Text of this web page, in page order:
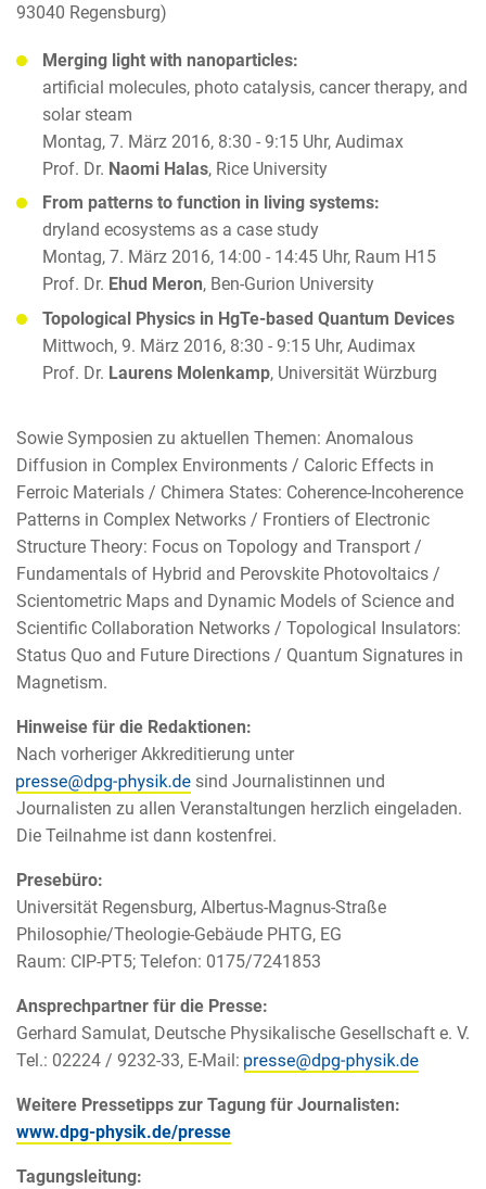
93040 Regensburg)
Merging light with nanoparticles:
artificial molecules, photo catalysis, cancer therapy, and
solar steam
Montag, 7. März 2016, 8:30 - 9:15 Uhr, Audimax
Prof. Dr. Naomi Halas, Rice University
From patterns to function in living systems:
dryland ecosystems as a case study
Montag, 7. März 2016, 14:00 - 14:45 Uhr, Raum H15
Prof. Dr. Ehud Meron, Ben-Gurion University
Topological Physics in HgTe-based Quantum Devices
Mittwoch, 9. März 2016, 8:30 - 9:15 Uhr, Audimax
Prof. Dr. Laurens Molenkamp, Universität Würzburg
Sowie Symposien zu aktuellen Themen: Anomalous
Diffusion in Complex Environments / Caloric Effects in
Ferroic Materials / Chimera States: Coherence-Incoherence
Patterns in Complex Networks / Frontiers of Electronic
Structure Theory: Focus on Topology and Transport /
Fundamentals of Hybrid and Perovskite Photovoltaics /
Scientometric Maps and Dynamic Models of Science and
Scientific Collaboration Networks / Topological Insulators:
Status Quo and Future Directions / Quantum Signatures in
Magnetism.
Hinweise für die Redaktionen:
Nach vorheriger Akkreditierung unter
sind Journalistinnen und
Journalisten zu allen Veranstaltungen herzlich eingeladen.
Die Teilnahme ist dann kostenfrei.
Presebüro:
Universität Regensburg, Albertus-Magnus-Straße
Philosophie/Theologie-Gebäude PHTG, EG
Raum: CIP-PT5; Telefon: 0175/7241853
Ansprechpartner für die Presse:
Gerhard Samulat, Deutsche Physikalische Gesellschaft e. V.
Tel.: 02224 / 9232-33, E-Mail:
Weitere Pressetipps zur Tagung für Journalisten:
www.dpg-physik.de/presse
Tagungsleitung: